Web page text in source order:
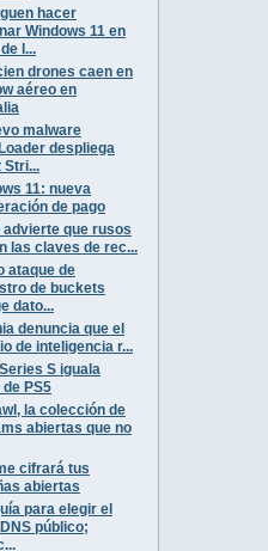
hacer
Windows 11 en
l...
drones caen en
aéreo en
malware
despliega
Stri...
11: nueva
de pago
advierte que rusos
las claves de rec...
ataque de
de buckets
dato...
denuncia que el
de inteligencia r...
S iguala
PS5
la colección de
abiertas que no
cifrará tus
abiertas
para elegir el
público;